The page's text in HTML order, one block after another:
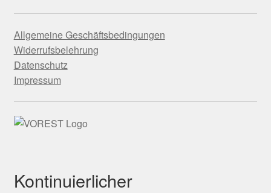
Allgemeine Geschäftsbedingungen
Widerrufsbelehrung
Datenschutz
Impressum
Kontinuierlicher